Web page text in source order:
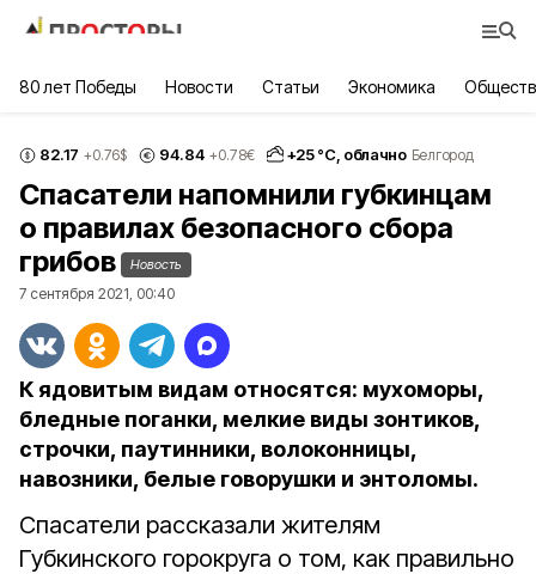
80 лет Победы Новости Статьи Экономика
82.17 +0.76$ 94.84 +0.78€ +25°С, облачно Белгород
Спасатели напомнили губкинцам
о правилах безопасного сбора
грибов
Новость
7 сентября 2021, 00:40
К ядовитым видам относятся: мухоморы,
бледные поганки, мелкие виды зонтиков,
строчки, паутинники, волоконницы,
навозники, белые говорушки и энтоломы.
Спасатели рассказали жителям
Губкинского горокруга о том, как правильно